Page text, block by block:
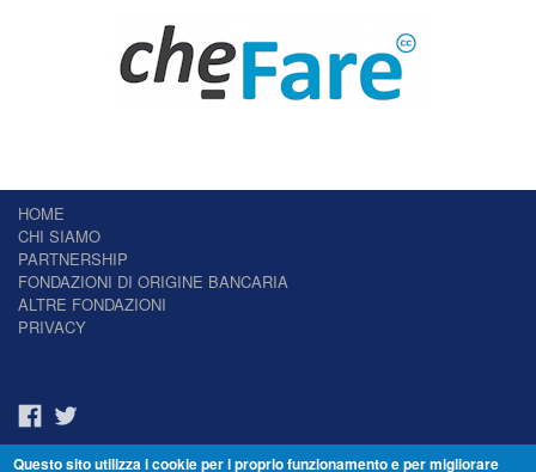
HOME
CHI SIAMO
PARTNERSHIP
FONDAZIONI DI ORIGINE BANCARIA
ALTRE FONDAZIONI
PRIVACY
Questo sito utilizza i cookie per i proprio funzionamento e per migliorare